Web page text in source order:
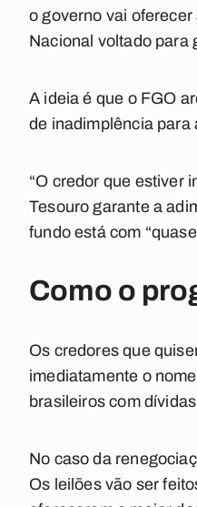
o governo vai
Nacional voltado para
A ideia é que o FGO
de inadimplência para
“O credor que estiver
Tesouro garante a
fundo está com
Como o
Os credores que
imediatamente o
brasileiros com
No caso da
Os leilões vão ser